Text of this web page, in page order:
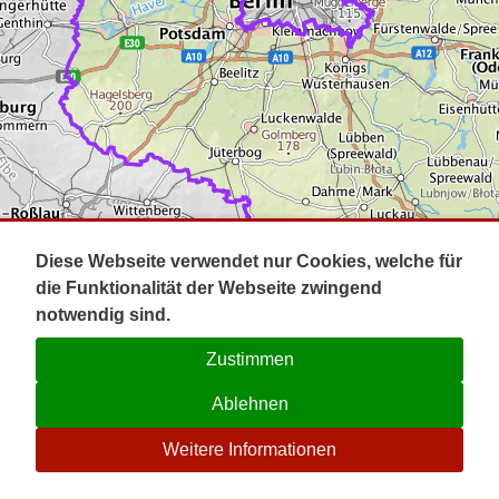
Impressum
Kontakt
☉
Diese Webseite verwendet nur Cookies, welche für
die Funktionalität der Webseite zwingend
notwendig sind.
Zustimmen
Ablehnen
Weitere Informationen